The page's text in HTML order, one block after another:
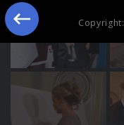
Copyright: